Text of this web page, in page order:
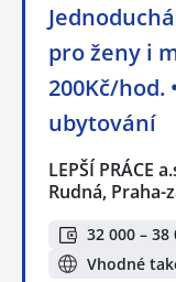
pro ženy i
200Kč/hod.
ubytování
LEPŠÍ PRÁCE
Rudná, Praha-
32 000 – 38
Vhodné